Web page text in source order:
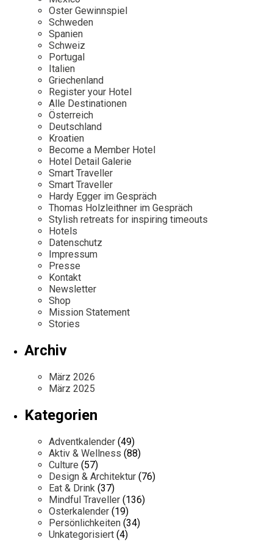
Mexico
Niederlande
Österreich
Portugal
Schweden
Spanien
Schweiz
Persönlichkeiten
Our Story
Career
Kontakt
Impressum
Oster Gewinnspiel
Schweden
Spanien
Schweiz
Portugal
Italien
Griechenland
Register your Hotel
Alle Destinationen
Österreich
Deutschland
Kroatien
Become a Member Hotel
Hotel Detail Galerie
Smart Traveller
Smart Traveller
Hardy Egger im Gespräch
Thomas Holzleithner im Gespräch
Stylish retreats for inspiring timeouts
Hotels
Datenschutz
Impressum
Presse
Kontakt
Newsletter
Shop
Mission Statement
Stories
Archiv
März 2026
März 2025
Kategorien
Adventkalender (49)
Aktiv & Wellness (88)
Culture (57)
Design & Architektur (76)
Eat & Drink (37)
Mindful Traveller (136)
Osterkalender (19)
Persönlichkeiten (34)
Unkategorisiert (4)